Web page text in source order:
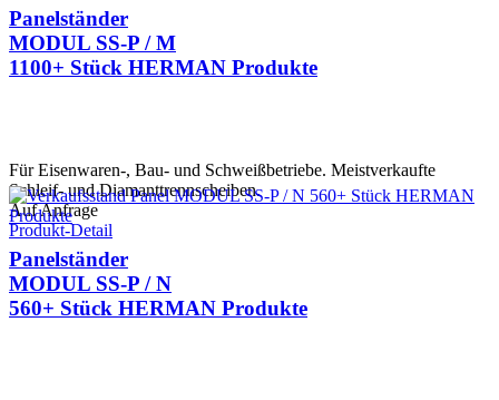
Panelständer
MODUL SS-P / M
1100+ Stück HERMAN Produkte
Für Eisenwaren-, Bau- und Schweißbetriebe. Meistverkaufte
Schleif- und Diamanttrennscheiben.
Auf Anfrage
Produkt-Detail
Panelständer
MODUL SS-P / N
560+ Stück HERMAN Produkte